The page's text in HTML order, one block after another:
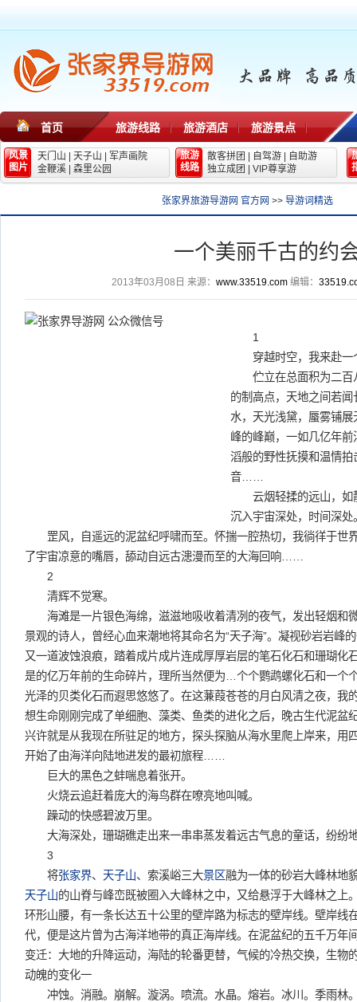
首页 旅游线路 旅游酒店 旅游景点
风景
图片
天门山 天子山
军声画院
金鞭溪
森里公园
旅游
线路
散客拼团 自驾游
自助游
独立成团
VIP尊享游
张家界旅游导游网 官方网 >> 导游词精选
一个美丽千古的约
2013年03月08日 来源： www.33519.com编辑：
1
穿越时空，我来赴一
伫立在总面积为二百
的制高点，天地之间若
水，天光浅黛，蜃雾铺
峰的峰巅，一如几亿年
滔般的野性抚摸和温情
音……
云烟轻揉的远山，如
沉入宇宙深处，时间深处
罡风，自遥远的泥盆纪呼啸而至。怀揣一腔热切，我徜徉于世
了宇宙凉意的嘴唇，舔动自远古漶漫而至的大海回响……
2
清辉不觉寒。
海滩是一片银色海绵，滋滋地吸收着清冽的夜气，发出轻烟和
景观的诗人，曾经心血来潮地将其命名为“天子海”。凝视砂岩岩峰
又一道波蚀浪痕，踏着成片成片连成厚厚岩层的笔石化石和珊瑚化
是的亿万年前的生命碎片，理所当然便为…个个鹦鹉螺化石和一个
光泽的贝类化石而遐思悠悠了。在这蒹葭苍苍的月白风清之夜，我
想生命刚刚完成了单细胞、藻类、鱼类的进化之后，晚古生代泥盆
兴许就是从我现在所驻足的地方，探头探脑从海水里爬上岸来，用
开始了由海洋向陆地进发的最初旅程……
巨大的黑色之蚌喘息着张开。
火烧云追赶着庞大的海鸟群在嘹亮地叫喊。
躁动的快感碧波万里。
大海深处，珊瑚礁走出来一串串蒸发着远古气息的童话，纷纷
3
将张家界、 天子山、索溪峪三大景区融为一体的砂岩大峰林地
天子山的山脊与峰峦既被圈入大峰林之中，又给悬浮于大峰林之上
环形山腰，有一条长达五十公里的壁岸路为标志的壁岸线。壁岸线
代，便是这片曾为古海洋地带的真正海岸线。在泥盆纪的五千万年
变迁：大地的升降运动，海陆的轮番更替，气候的冷热交换，生物
动魄的变化一
冲蚀。消融。崩解。漩涡。喷流。水晶。熔岩。冰川。季雨林